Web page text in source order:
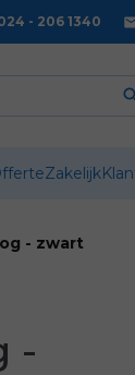
- 206 1340
Zakelijk
- zwart
-